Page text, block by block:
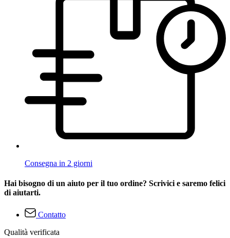
Consegna in 2 giorni
Hai bisogno di un aiuto per il tuo ordine? Scrivici e saremo felici
di aiutarti.
Contatto
Qualità verificata